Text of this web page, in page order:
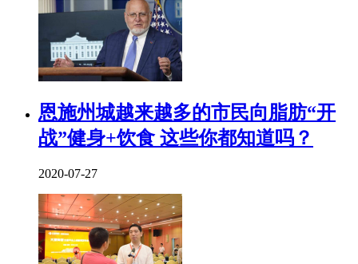
恩施州城越来越多的市民向脂肪“开
战”健身+饮食 这些你都知道吗？
2020-07-27